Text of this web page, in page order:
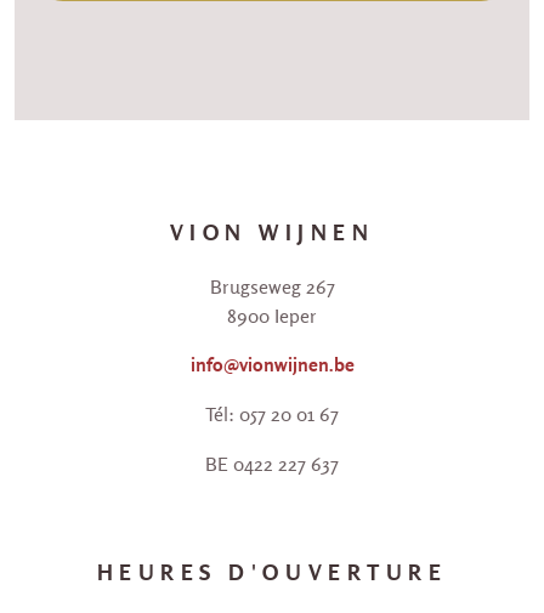
VION WIJNEN
Brugseweg 267
8900 Ieper
info@vionwijnen.be
Tél: 057 20 01 67
BE 0422 227 637
HEURES D'OUVERTURE